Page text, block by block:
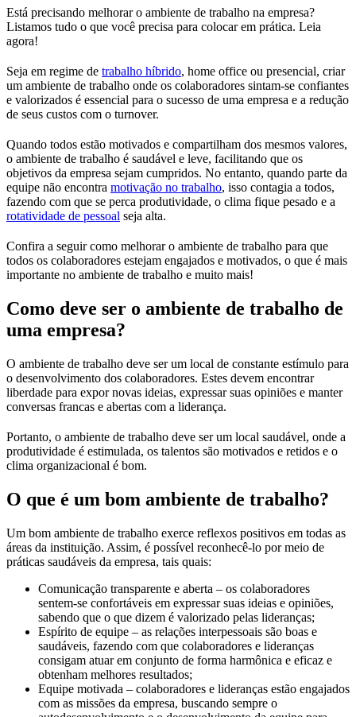
Está precisando melhorar o ambiente de trabalho na empresa?
Listamos tudo o que você precisa para colocar em prática. Leia
agora!
Seja em regime de trabalho híbrido, home office ou presencial, criar
um ambiente de trabalho onde os colaboradores sintam-se confiantes
e valorizados é essencial para o sucesso de uma empresa e a redução
de seus custos com o turnover.
Quando todos estão motivados e compartilham dos mesmos valores,
o ambiente de trabalho é saudável e leve, facilitando que os
objetivos da empresa sejam cumpridos. No entanto, quando parte da
equipe não encontra motivação no trabalho, isso contagia a todos,
fazendo com que se perca produtividade, o clima fique pesado e a
rotatividade de pessoal seja alta.
Confira a seguir como melhorar o ambiente de trabalho para que
todos os colaboradores estejam engajados e motivados, o que é mais
importante no ambiente de trabalho e muito mais!
Como deve ser o ambiente de trabalho de
uma empresa?
O ambiente de trabalho deve ser um local de constante estímulo para
o desenvolvimento dos colaboradores. Estes devem encontrar
liberdade para expor novas ideias, expressar suas opiniões e manter
conversas francas e abertas com a liderança.
Portanto, o ambiente de trabalho deve ser um local saudável, onde a
produtividade é estimulada, os talentos são motivados e retidos e o
clima organizacional é bom.
O que é um bom ambiente de trabalho?
Um bom ambiente de trabalho exerce reflexos positivos em todas as
áreas da instituição. Assim, é possível reconhecê-lo por meio de
práticas saudáveis da empresa, tais quais:
Comunicação transparente e aberta – os colaboradores
sentem-se confortáveis em expressar suas ideias e opiniões,
sabendo que o que dizem é valorizado pelas lideranças;
Espírito de equipe – as relações interpessoais são boas e
saudáveis, fazendo com que colaboradores e lideranças
consigam atuar em conjunto de forma harmônica e eficaz e
obtenham melhores resultados;
Equipe motivada – colaboradores e lideranças estão engajados
com as missões da empresa, buscando sempre o